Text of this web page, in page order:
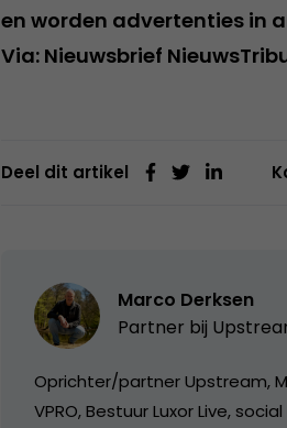
en worden advertenties in
Via: Nieuwsbrief
Deel dit artikel
Marco Derksen
Partner bij
Oprichter/partner Upstream,
VPRO, Bestuur Luxor Live,